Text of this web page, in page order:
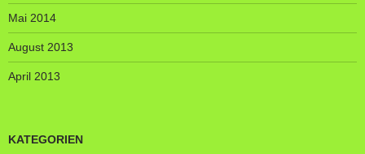
Mai 2014
August 2013
April 2013
KATEGORIEN